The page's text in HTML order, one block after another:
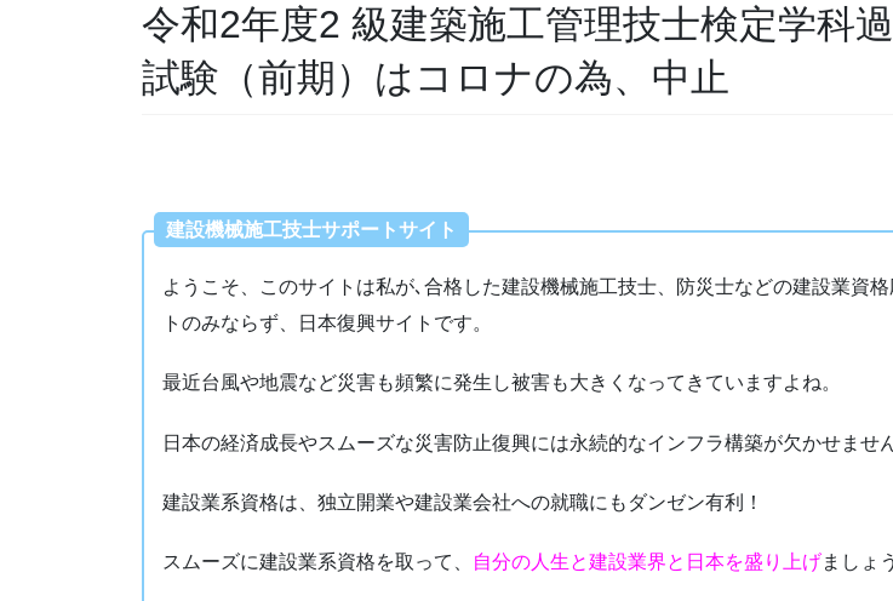
令和2年度2 級建築施工管理技士検定学科
試験（前期）はコロナの為、中止
建設機械施工技士サポートサイト
ようこそ、このサイトは私が､合格した建設機械施工技士、防災士などの建設業資格
トのみならず、日本復興サイトです。
最近台風や地震など災害も頻繁に発生し被害も大きくなってきていますよね。
日本の経済成長やスムーズな災害防止復興には永続的なインフラ構築が欠かせません
建設業系資格は、独立開業や建設業会社への就職にもダンゼン有利！
スムーズに建設業系資格を取って、 自分の人生と建設業界と日本を盛り上げましょ